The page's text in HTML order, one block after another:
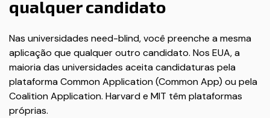
qualquer candidato
Nas universidades need-blind, você preenche a mesma
aplicação que qualquer outro candidato. Nos EUA, a
maioria das universidades aceita candidaturas pela
plataforma Common Application (Common App) ou pela
Coalition Application. Harvard e MIT têm plataformas
próprias.